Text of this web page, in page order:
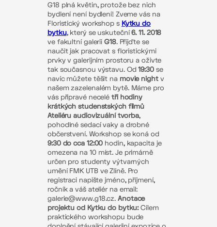
G18 plná květin, protože bez nich
bydlení není bydlení! Zveme vás na
Floristický workshop s Kytku do
bytku, který se uskuteční6. 11. 2018
ve fakultní galeriiG18. Přijďte se
naučit jak pracovat s floristickými
prvky v galerijním prostoru a oživte
tak současnou výstavu. Od19:30se
navíc můžete těšit na movie nightv
našem zazelenalém bytě. Máme pro
vás připravé necelétři hodiny
krátkých studenstských filmů
Ateliéru audiovizuální tvorba,
pohodlné sedací vaky a drobné
občerstvení. Workshop se koná od
9:30 do cca 12:00 hodin, kapacita je
omezena na 10 míst. Je primárně
určen pro studenty výtvarných
umění FMK UTB ve Zlíně. Pro
registraci napište jméno, příjmení,
ročník a váš ateliér na email:
galerie@www.g18.cz. Anotace
projektu od Kytku do bytku:Cílem
praktického workshopu bude